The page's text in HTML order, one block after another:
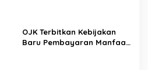
OJK Terbitkan Kebijakan
Baru Pembayaran Manfaat